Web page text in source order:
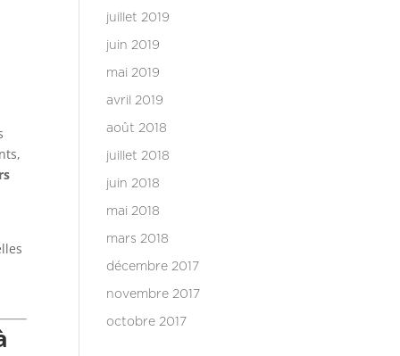
juillet 2019
juin 2019
mai 2019
avril 2019
août 2018
juillet 2018
juin 2018
mai 2018
mars 2018
décembre 2017
novembre 2017
octobre 2017